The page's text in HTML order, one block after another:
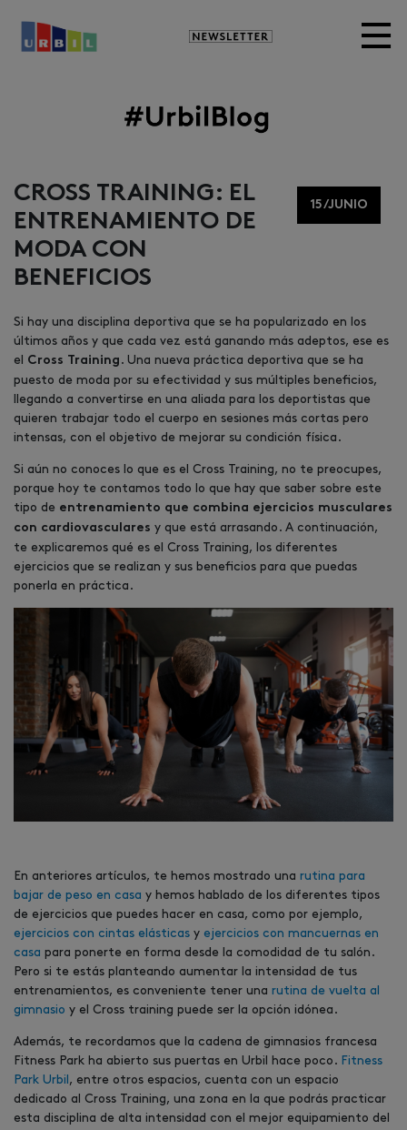
Newsletter
CROSS TRAINING: EL
ENTRENAMIENTO DE
MODA CON
BENEFICIOS
15/JUNIO
Si hay una disciplina deportiva que se ha popularizado en los
últimos años y que cada vez está ganando más adeptos, ese es
el Cross Training . Una nueva práctica deportiva que se ha
puesto de moda por su efectividad y sus múltiples beneficios,
llegando a convertirse en una aliada para los deportistas que
quieren trabajar todo el cuerpo en sesiones más cortas pero
intensas, con el objetivo de mejorar su condición física.
Si aún no conoces lo que es el Cross Training, no te preocupes,
porque hoy te contamos todo lo que hay que saber sobre este
tipo de entrenamiento que combina ejercicios musculares
con cardiovasculares y que está arrasando. A continuación,
te explicaremos qué es el Cross Training, los diferentes
ejercicios que se realizan y sus beneficios para que puedas
ponerla en práctica.
En anteriores artículos, te hemos mostrado una rutina para
bajar de peso en casa y hemos hablado de los diferentes tipos
de ejercicios que puedes hacer en casa, como por ejemplo,
ejercicios con cintas elásticas y ejercicios con mancuernas en
casa para ponerte en forma desde la comodidad de tu salón.
Pero si te estás planteando aumentar la intensidad de tus
entrenamientos, es conveniente tener una rutina de vuelta al
gimnasio y el Cross training puede ser la opción idónea.
Además, te recordamos que la cadena de gimnasios francesa
Fitness Park ha abierto sus puertas en Urbil hace poco. Fitness
Park Urbil , entre otros espacios, cuenta con un espacio
dedicado al Cross Training, una zona en la que podrás practicar
esta disciplina de alta intensidad con el mejor equipamiento del